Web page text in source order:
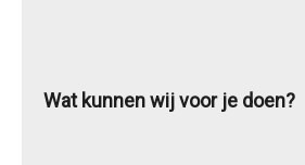
Wat kunnen wij voor je doen?